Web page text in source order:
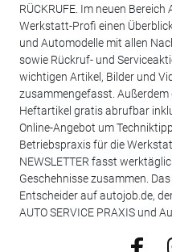
RÜCKRUFE. Im neuen
Werkstatt-Profi einen
und Automodelle mit allen
sowie Rückruf- und
wichtigen Artikel, Bilder und
zusammengefasst.
Heftartikel gratis abrufbar
Online-Angebot um
Betriebspraxis für die
NEWSLETTER fasst
Geschehnisse zusammen.
Entscheider auf autojob.de,
AUTO SERVICE PRAXIS und